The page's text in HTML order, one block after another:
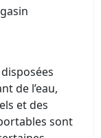
de l’eau,
et des
sont